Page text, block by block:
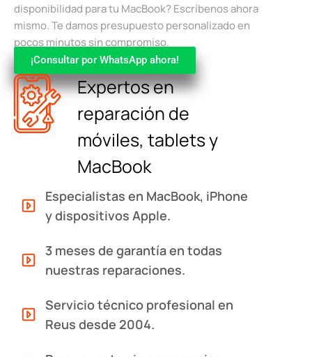
disponibilidad para tu MacBook? Escríbenos ahora
mismo. Te damos presupuesto personalizado en
pocos minutos sin compromiso.
¡Consultar por WhatsApp ahora!
Expertos en
reparación de
móviles, tablets y
MacBook
Especialistas en MacBook, iPhone
y dispositivos Apple.
3 meses de garantía en todas
nuestras reparaciones.
Servicio técnico profesional en
Reus desde 2004.